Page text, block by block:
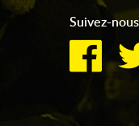
Suivez-